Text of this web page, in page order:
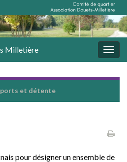
Milletière
et détente
pour désigner un ensemble de